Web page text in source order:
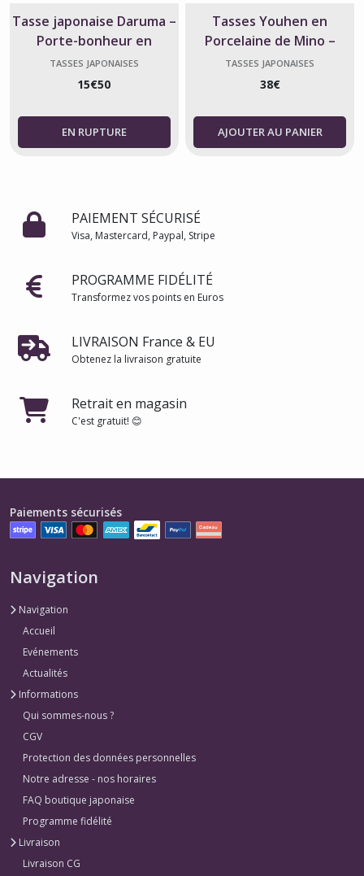
Tasse japonaise Daruma –
Porte-bonheur en
céramique
TASSES JAPONAISES
15€50
Tasses Youhen en
Porcelaine de Mino –
Artisanat Japonais fait
main
TASSES JAPONAISES
38€
AJOUTER AU PANIER
PAIEMENT SÉCURISÉ
Visa, Mastercard, Paypal, Stripe
PROGRAMME FIDÉLITÉ
Transformez vos points en Euros
LIVRAISON France & EU
Obtenez la livraison gratuite
Retrait en magasin
C'est gratuit! 😊
Paiements sécurisés
Navigation
Navigation
Accueil
Evénements
Actualités
Informations
Qui sommes-nous ?
CGV
Protection des données personnelles
Notre adresse - nos horaires
FAQ boutique japonaise
Programme fidélité
Livraison
Livraison CG